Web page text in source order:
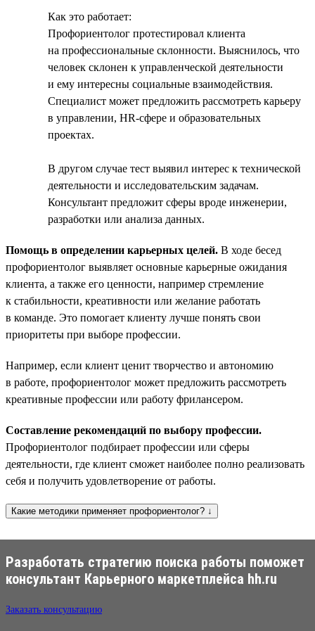
Как это работает:
Профориентолог протестировал клиента
на профессиональные склонности. Выяснилось, что
человек склонен к управленческой деятельности
и ему интересны социальные взаимодействия.
Специалист может предложить рассмотреть карьеру
в управлении, HR-сфере и образовательных
проектах.
В другом случае тест выявил интерес к технической
деятельности и исследовательским задачам.
Консультант предложит сферы вроде инженерии,
разработки или анализа данных.
Помощь в определении карьерных целей. В ходе бесед
профориентолог выявляет основные карьерные ожидания
клиента, а также его ценности, например стремление
к стабильности, креативности или желание работать
в команде. Это помогает клиенту лучше понять свои
приоритеты при выборе профессии.
Например, если клиент ценит творчество и автономию
в работе, профориентолог может предложить рассмотреть
креативные профессии или работу фрилансером.
Составление рекомендаций по выбору профессии.
Профориентолог подбирает профессии или сферы
деятельности, где клиент сможет наиболее полно реализовать
себя и получить удовлетворение от работы.
Какие методики применяет профориентолог? ↓
Разработать стратегию поиска работы поможет
консультант Карьерного маркетплейса hh.ru
Заказать консультацию